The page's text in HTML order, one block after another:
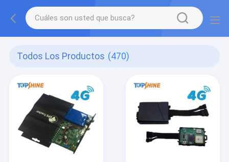
Todos Los Productos (470)